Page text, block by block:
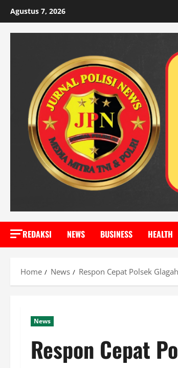
content
Agustus 7, 2026
REDAKSI NEWS BUSINESS HEALTH
Home News Respon Cepat Polsek
News
Respon Cepat